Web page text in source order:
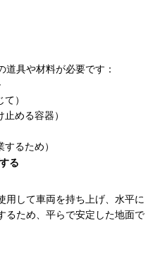
具や材料が必要です：
）
める容器）
るため）
る
用して車両を持ち上げ、水平に
るため、平らで安定した地面で